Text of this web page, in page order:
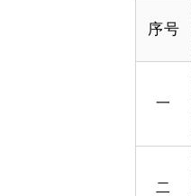
序号
一
二